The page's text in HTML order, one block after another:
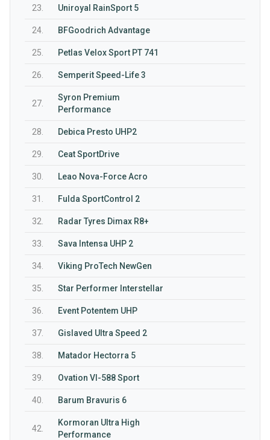
23. Uniroyal RainSport 5
24. BFGoodrich Advantage
25. Petlas Velox Sport PT 741
26. Semperit Speed-Life 3
27.
Syron Premium
Performance
28. Debica Presto UHP2
29. Ceat SportDrive
30. Leao Nova-Force Acro
31. Fulda SportControl 2
32. Radar Tyres Dimax R8+
33. Sava Intensa UHP 2
34. Viking ProTech NewGen
35. Star Performer Interstellar
36. Event Potentem UHP
37. Gislaved Ultra Speed 2
38. Matador Hectorra 5
39. Ovation VI-588 Sport
40. Barum Bravuris 6
42.
Kormoran Ultra High
Performance